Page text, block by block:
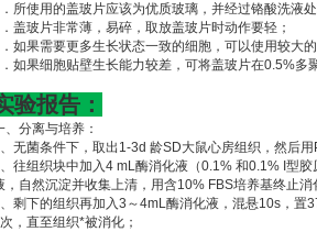
所使用的盖玻片应该为优质玻璃，并经过铬酸洗液处
盖玻片非常薄，易碎，取放盖玻片时动作要轻；
如果需要更多生长状态一致的细胞，可以使用较大
如果细胞贴壁生长能力较差，可将盖玻片在0.5%多
验报告：
、分离与培养：
无菌条件下，取出1-3d 龄SD大鼠心房组织，然后
往组织块中加入4 mL酶消化液（0.1% 和0.1% I型
，自然沉淀并收集上清，用含10% FBS培养基终止消
剩下的组织再加入3～4mL酶消化液，混悬10s，
，直至组织*被消化；